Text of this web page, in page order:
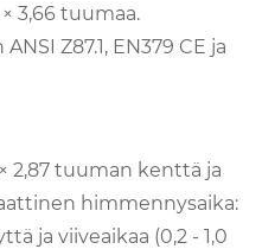
3,66 tuumaa.
Z87.1, EN379 CE ja
2,87 tuuman kenttä ja
himmennysaika:
ja viiveaikaa (0,2 - 1,0